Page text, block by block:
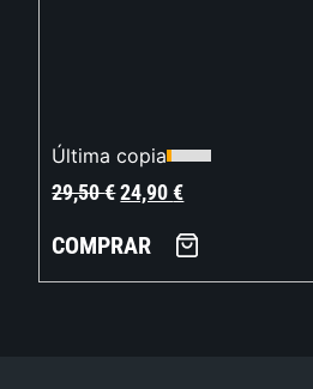
Última copia
29,50€24,90€
COMPRAR